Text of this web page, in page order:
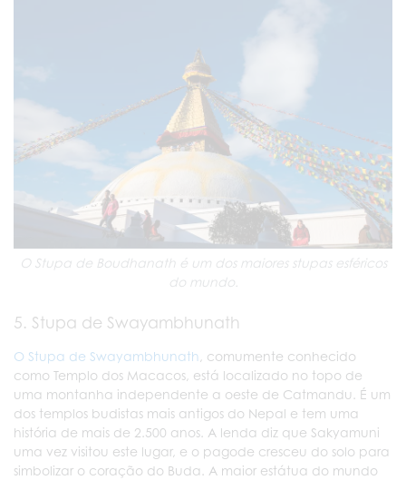
O Stupa de Boudhanath é um dos maiores stupas esféricos
do mundo.
5. Stupa de Swayambhunath
O Stupa de Swayambhunath, comumente conhecido
como Templo dos Macacos, está localizado no topo de
uma montanha independente a oeste de Catmandu. É um
dos templos budistas mais antigos do Nepal e tem uma
história de mais de 2.500 anos. A lenda diz que Sakyamuni
uma vez visitou este lugar, e o pagode cresceu do solo para
simbolizar o coração do Buda. A maior estátua do mundo